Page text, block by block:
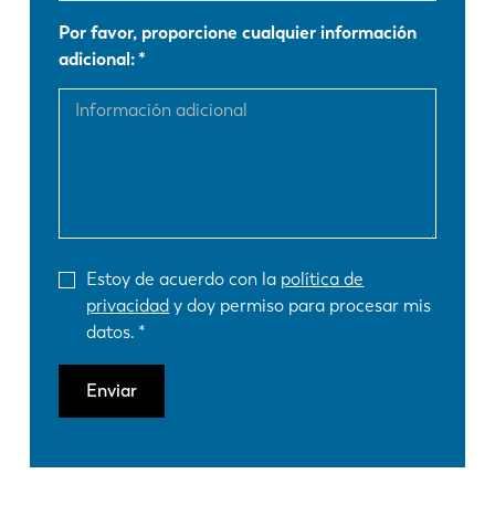
Por favor, proporcione cualquier información
adicional:
Estoy de acuerdo con la política de
privacidad y doy permiso para procesar mis
datos.
Enviar